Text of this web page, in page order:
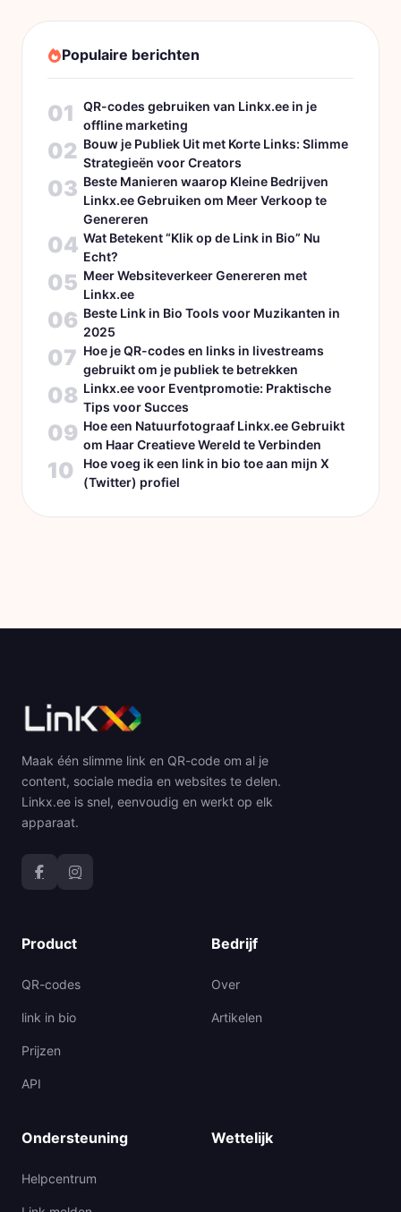
Populaire berichten
01
QR-codes gebruiken van Linkx.ee in je
offline marketing
02 Bouw je Publiek Uit met Korte Links: Slimme
Strategieën voor Creators
03 Beste Manieren waarop Kleine Bedrijven
Linkx.ee Gebruiken om Meer Verkoop te
Genereren
04 Wat Betekent “Klik op de Link in Bio” Nu
Echt?
05 Meer Websiteverkeer Genereren met
Linkx.ee
06 Beste Link in Bio Tools voor Muzikanten in
2025
07 Hoe je QR-codes en links in livestreams
gebruikt om je publiek te betrekken
08 Linkx.ee voor Eventpromotie: Praktische
Tips voor Succes
09 Hoe een Natuurfotograaf Linkx.ee Gebruikt
om Haar Creatieve Wereld te Verbinden
10
Hoe voeg ik een link in bio toe aan mijn X
(Twitter) profiel
Maak één slimme link en QR-code om al je
content, sociale media en websites te delen.
Linkx.ee is snel, eenvoudig en werkt op elk
apparaat.
Product
QR-codes
link in bio
Prijzen
API
Bedrijf
Over
Artikelen
Ondersteuning
Helpcentrum
Wettelijk